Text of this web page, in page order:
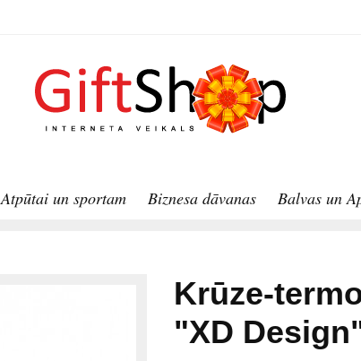
Atpūtai un sportam Biznesa dāvanas Balvas un
Krūze-
"XD